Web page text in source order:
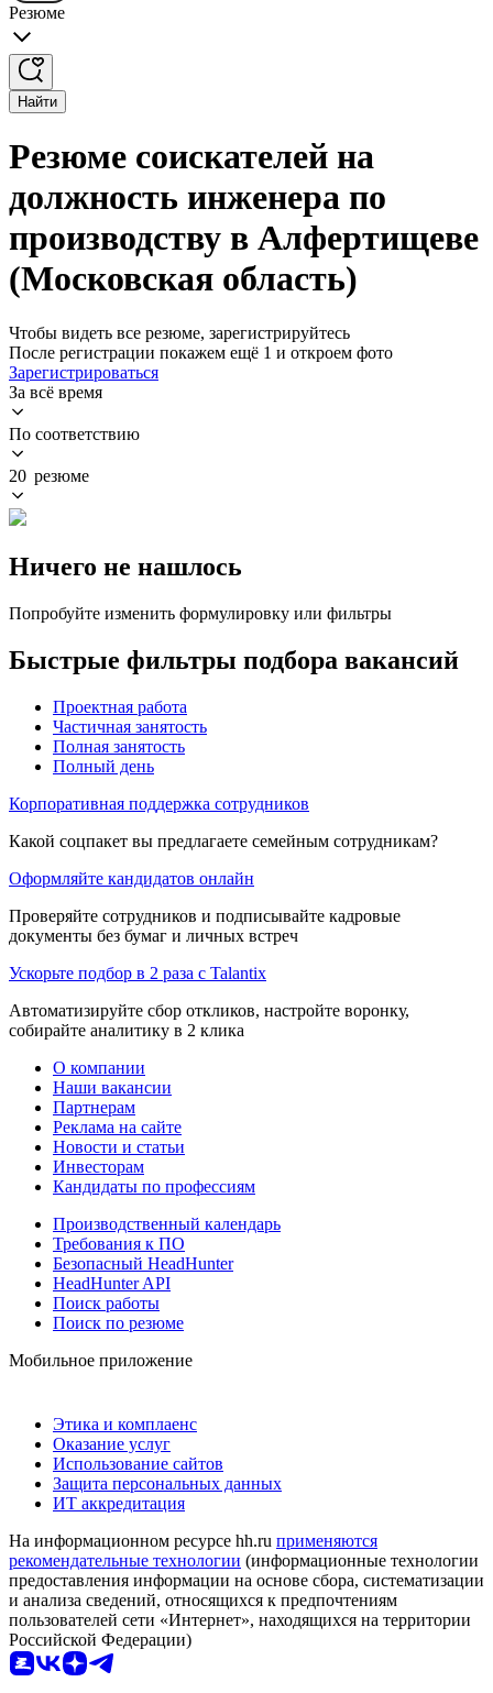
Резюме
Найти
Резюме соискателей на
должность инженера по
производству в Алфертищеве
(Московская область)
Чтобы видеть все резюме, зарегистрируйтесь
После регистрации покажем ещё 1 и откроем фото
Зарегистрироваться
За всё время
По соответствию
20 резюме
Ничего не нашлось
Попробуйте изменить формулировку или фильтры
Быстрые фильтры подбора вакансий
Проектная работа
Частичная занятость
Полная занятость
Полный день
Корпоративная поддержка сотрудников
Какой соцпакет вы предлагаете семейным сотрудникам?
Оформляйте кандидатов онлайн
Проверяйте сотрудников и подписывайте кадровые
документы без бумаг и личных встреч
Ускорьте подбор в 2 раза с Talantix
Автоматизируйте сбор откликов, настройте воронку,
собирайте аналитику в 2 клика
О компании
Наши вакансии
Партнерам
Реклама на сайте
Новости и статьи
Инвесторам
Кандидаты по профессиям
Производственный календарь
Требования к ПО
Безопасный HeadHunter
HeadHunter API
Поиск работы
Поиск по резюме
Мобильное приложение
Этика и комплаенс
Оказание услуг
Использование сайтов
Защита персональных данных
ИТ аккредитация
На информационном ресурсе hh.ru применяются
рекомендательные технологии (информационные технологии
предоставления информации на основе сбора, систематизации
и анализа сведений, относящихся к предпочтениям
пользователей сети «Интернет», находящихся на территории
Российской Федерации)